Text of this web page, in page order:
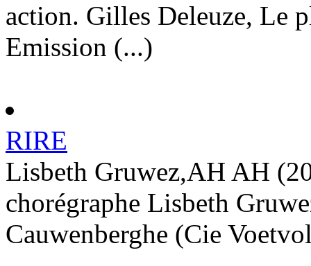
action. Gilles Deleuze, Le
Emission (...)
RIRE
Lisbeth Gruwez,AH AH
chorégraphe Lisbeth
Cauwenberghe (Cie